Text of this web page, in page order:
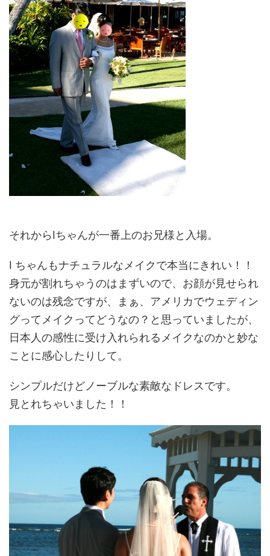
それからIちゃんが一番上のお兄様と入場。
I ちゃんもナチュラルなメイクで本当にきれい！！
身元が割れちゃうのはまずいので、お顔が見せられ
ないのは残念ですが、まぁ、アメリカでウェディン
グってメイクってどうなの？と思っていましたが、
日本人の感性に受け入れられるメイクなのかと妙な
ことに感心したりして。
シンプルだけどノーブルな素敵なドレスです。
見とれちゃいました！！